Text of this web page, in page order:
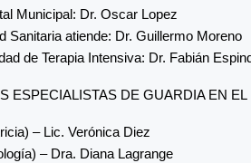
Municipal: Dr. Oscar Lopez
Sanitaria atiende: Dr. Guillermo Moreno
de Terapia Intensiva: Dr. Fabián
ESPECIALISTAS DE GUARDIA EN EL
– Lic. Verónica Diez
– Dra. Diana Lagrange